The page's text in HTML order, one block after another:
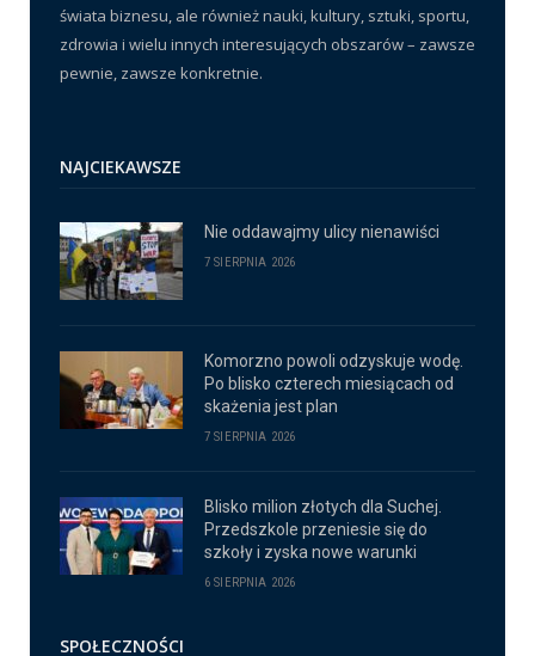
świata biznesu, ale również nauki, kultury, sztuki, sportu,
zdrowia i wielu innych interesujących obszarów – zawsze
pewnie, zawsze konkretnie.
NAJCIEKAWSZE
Nie oddawajmy ulicy nienawiści
7 SIERPNIA 2026
Komorzno powoli odzyskuje wodę.
Po blisko czterech miesiącach od
skażenia jest plan
7 SIERPNIA 2026
Blisko milion złotych dla Suchej.
Przedszkole przeniesie się do
szkoły i zyska nowe warunki
6 SIERPNIA 2026
SPOŁECZNOŚCI